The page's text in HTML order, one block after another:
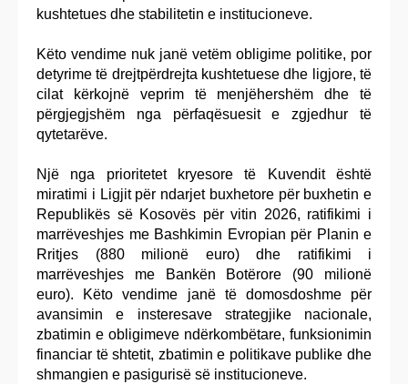
kushtetues dhe stabilitetin e institucioneve.
Këto vendime nuk janë vetëm obligime politike, por
detyrime të drejtpërdrejta kushtetuese dhe ligjore, të
cilat kërkojnë veprim të menjëhershëm dhe të
përgjegjshëm nga përfaqësuesit e zgjedhur të
qytetarëve.
Një nga prioritetet kryesore të Kuvendit është
miratimi i Ligjit për ndarjet buxhetore për buxhetin e
Republikës së Kosovës për vitin 2026, ratifikimi i
marrëveshjes me Bashkimin Evropian për Planin e
Rritjes (880 milionë euro) dhe ratifikimi i
marrëveshjes me Bankën Botërore (90 milionë
euro). Këto vendime janë të domosdoshme për
avansimin e insteresave strategjike nacionale,
zbatimin e obligimeve ndërkombëtare, funksionimin
financiar të shtetit, zbatimin e politikave publike dhe
shmangien e pasigurisë së institucioneve.